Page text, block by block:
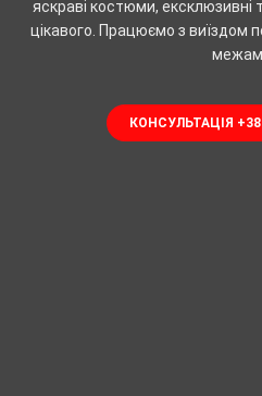
яскраві костюми,
цікавого. Працюємо з виїздом по
КОНСУЛЬТАЦІЯ